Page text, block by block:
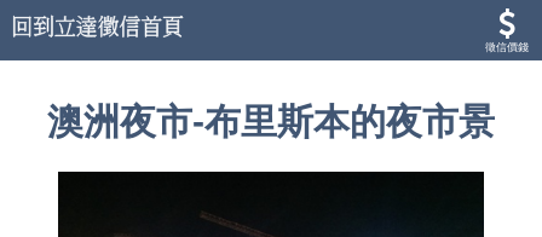
徵信價錢
澳洲夜市-布里斯本的夜市景